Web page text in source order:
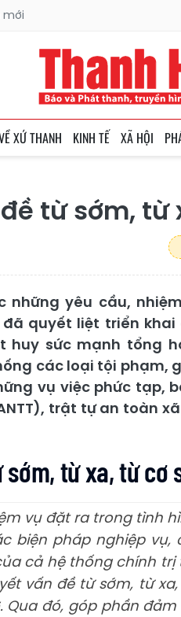
mới
XỨ THANH KINH TẾ XÃ HỘI
từ sớm, từ
những yêu cầu,
quyết liệt triển khai
huy sức mạnh tổng
các loại tội phạm,
vụ việc phức tạp,
trật tự an toàn
từ xa, từ cơ
vụ đặt ra trong tình
biện pháp nghiệp
cả hệ thống chính
vấn đề từ sớm, từ
đó, góp phần